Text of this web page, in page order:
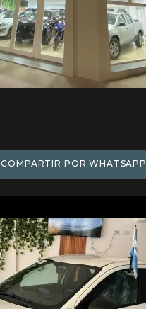
COMPARTIR POR WHATSAPP